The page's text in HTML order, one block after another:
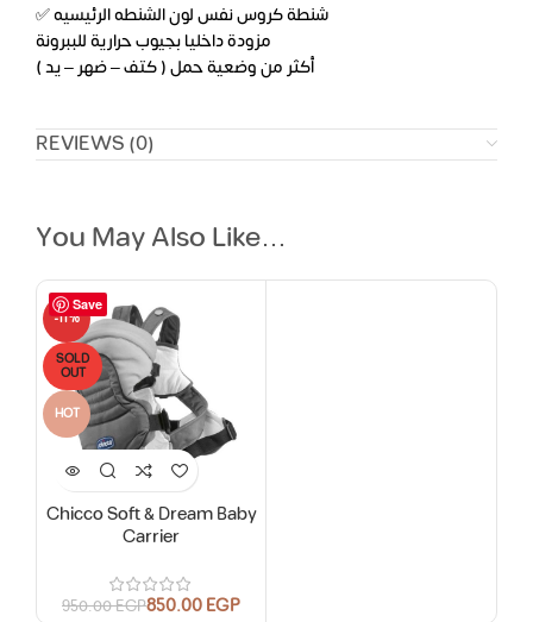
✅ شنطة كروس نفس لون الشنطه الرئيسيه
مزودة داخليا بجيوب حرارية للببرونة
أكثر من وضعية حمل ( كتف – ضهر – يد )
REVIEWS (0)
You May Also Like…
Save
-11%
SOLD
OUT
HOT
Chicco Soft & Dream Baby
Carrier
950.00EGP850.00EGP